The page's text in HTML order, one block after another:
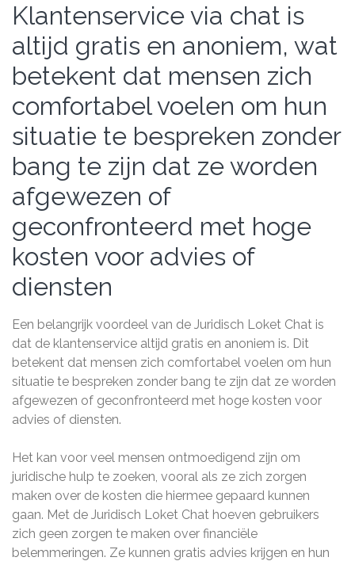
Klantenservice via chat is
altijd gratis en anoniem, wat
betekent dat mensen zich
comfortabel voelen om hun
situatie te bespreken zonder
bang te zijn dat ze worden
afgewezen of
geconfronteerd met hoge
kosten voor advies of
diensten
Een belangrijk voordeel van de Juridisch Loket Chat is
dat de klantenservice altijd gratis en anoniem is. Dit
betekent dat mensen zich comfortabel voelen om hun
situatie te bespreken zonder bang te zijn dat ze worden
afgewezen of geconfronteerd met hoge kosten voor
advies of diensten.
Het kan voor veel mensen ontmoedigend zijn om
juridische hulp te zoeken, vooral als ze zich zorgen
maken over de kosten die hiermee gepaard kunnen
gaan. Met de Juridisch Loket Chat hoeven gebruikers
zich geen zorgen te maken over financiële
belemmeringen. Ze kunnen gratis advies krijgen en hun